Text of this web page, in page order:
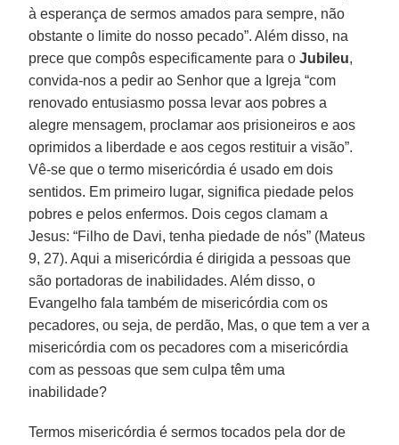
à esperança de sermos amados para sempre, não
obstante o limite do nosso pecado”. Além disso, na
prece que compôs especificamente para o Jubileu,
convida-nos a pedir ao Senhor que a Igreja “com
renovado entusiasmo possa levar aos pobres a
alegre mensagem, proclamar aos prisioneiros e aos
oprimidos a liberdade e aos cegos restituir a visão”.
Vê-se que o termo misericórdia é usado em dois
sentidos. Em primeiro lugar, significa piedade pelos
pobres e pelos enfermos. Dois cegos clamam a
Jesus: “Filho de Davi, tenha piedade de nós” (Mateus
9, 27). Aqui a misericórdia é dirigida a pessoas que
são portadoras de inabilidades. Além disso, o
Evangelho fala também de misericórdia com os
pecadores, ou seja, de perdão, Mas, o que tem a ver a
misericórdia com os pecadores com a misericórdia
com as pessoas que sem culpa têm uma
inabilidade?
Termos misericórdia é sermos tocados pela dor de